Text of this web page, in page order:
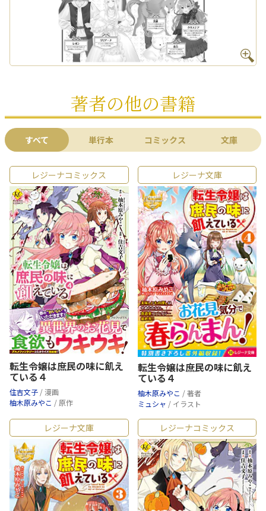
著者の他の書籍
すべて 単行本 コミックス 文庫
レジーナコミックス
転生令嬢は庶民の味に飢え
ている４
住吉文子 / 漫画
柚木原みやこ / 原作
レジーナ文庫
転生令嬢は庶民の味に飢え
ている４
柚木原みやこ / 著者
ミュシャ / イラスト
レジーナ文庫 レジーナコミックス